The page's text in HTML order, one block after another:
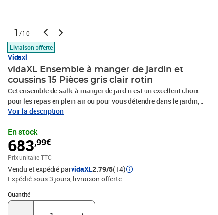
1 /10
Livraison offerte
Vidaxl
vidaXL Ensemble à manger de jardin et
coussins 15 Pièces gris clair rotin
Cet ensemble de salle à manger de jardin est un excellent choix
pour les repas en plein air ou pour vous détendre dans le jardin,
dans l'arrière-cour ou sur la terrasse. Matériau durable : la résine
matériau synthétique solide et nécessitant peu d'entretien qui
ressemble au rotin naturel. Il est léger, facile à nettoyer et
couramment utilisé pour les meubles d'extérieur en raison de sa
durabilité et de ses propriétés de résistance aux
intempéries.Rangement compact : ces chaises sont dotées d'un
dossier rabattable, ce qui permet de les ranger facilement sous la
table. Une fois pliées, elles se rangent parfaitement sous la table,
formant un cube peu encombrant. De plus, les tabourets peuvent
Voir la description
En stock
683,99€
Prix unitaire TTC
Vendu et expédié parvidaXL2.79/5(14)
Expédié sous 3 jours livraison offerte
Quantité
Quantité : 1